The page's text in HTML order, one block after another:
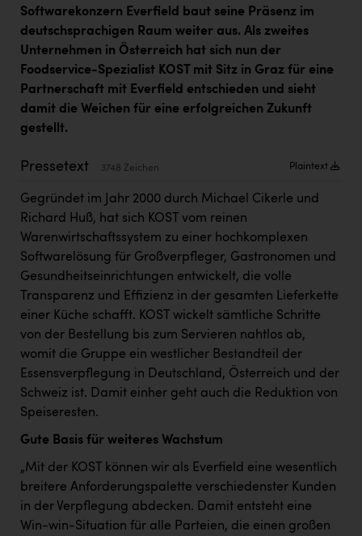
Jesolo
Jane Goodall Institute Austria
Kärcher
KEBA
KIWI Kinderwunsch Institut Dr. Loimer
KLIPP Frisör
Kleider Bauer
Kremsmüller Anlagenbau GmbH
Maximarkt
Oldtimer Raststationen und Motorhotels
Österreichischer Kachelofenverband
Orlen
Passage Linz
PEZ
PÜSPÖK
REMAX
Softwarekonzern Everfield baut seine Präsenz im
deutschsprachigen Raum weiter aus. Als zweites
Unternehmen in Österreich hat sich nun der
Foodservice-Spezialist KOST mit Sitz in Graz für eine
Partnerschaft mit Everfield entschieden und sieht
damit die Weichen für eine erfolgreichen Zukunft
gestellt.
Pressetext 3748 Zeichen Plaintext
Gegründet im Jahr 2000 durch Michael Cikerle und
Richard Huß, hat sich KOST vom reinen
Warenwirtschaftssystem zu einer hochkomplexen
Softwarelösung für Großverpfleger, Gastronomen und
Gesundheitseinrichtungen entwickelt, die volle
Transparenz und Effizienz in der gesamten Lieferkette
einer Küche schafft. KOST wickelt sämtliche Schritte
von der Bestellung bis zum Servieren nahtlos ab,
womit die Gruppe ein westlicher Bestandteil der
Essensverpflegung in Deutschland, Österreich und der
Schweiz ist. Damit einher geht auch die Reduktion von
Speiseresten.
Gute Basis für weiteres Wachstum
„Mit der KOST können wir als Everfield eine wesentlich
breitere Anforderungspalette verschiedenster Kunden
in der Verpflegung abdecken. Damit entsteht eine
Win-win-Situation für alle Parteien, die einen großen